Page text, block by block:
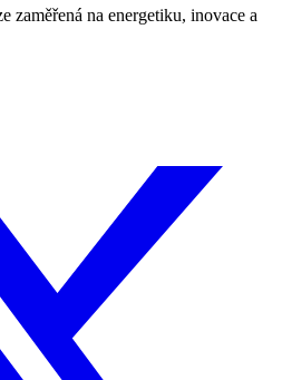
zaměřená na energetiku, inovace a